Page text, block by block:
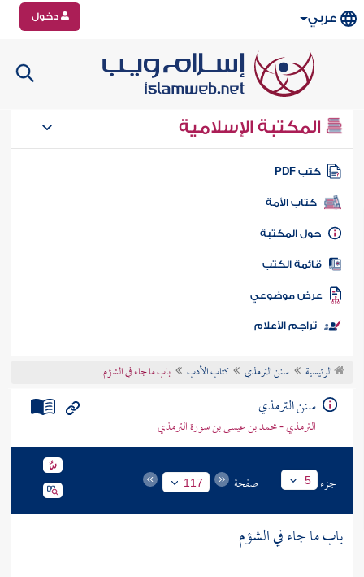
عربي دخول
المكتبة الإسلامية
كتب PDF
كتاب الأمة
المكتبة
الكتب
موضوعي
تراجم الأعلام
الرئيسية سنن الترمذي كتاب الأدب باب ما جاء في الشؤم
سنن الترمذي
الترمذي - محمد بن عيسى بن سورة الترمذي
جزء 5 صفحة 117
باب ما جاء في الشؤم